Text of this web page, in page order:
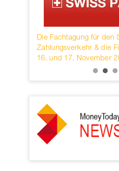
Die Fachtagung für den
Zahlungsverkehr & die
16. und 17. November